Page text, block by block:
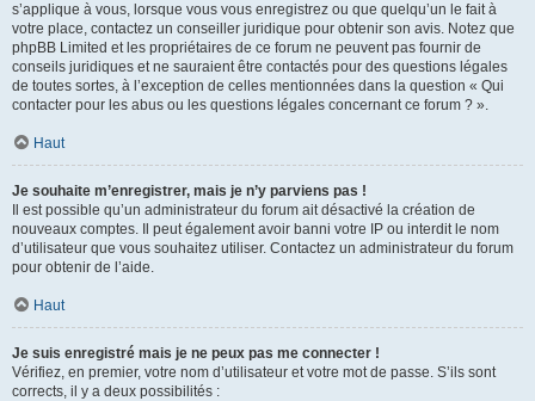
s’applique à vous, lorsque vous vous enregistrez ou que quelqu’un le fait à
votre place, contactez un conseiller juridique pour obtenir son avis. Notez que
phpBB Limited et les propriétaires de ce forum ne peuvent pas fournir de
conseils juridiques et ne sauraient être contactés pour des questions légales
de toutes sortes, à l’exception de celles mentionnées dans la question « Qui
contacter pour les abus ou les questions légales concernant ce forum ? ».
Haut
Je souhaite m’enregistrer, mais je n’y parviens pas !
Il est possible qu’un administrateur du forum ait désactivé la création de
nouveaux comptes. Il peut également avoir banni votre IP ou interdit le nom
d’utilisateur que vous souhaitez utiliser. Contactez un administrateur du forum
pour obtenir de l’aide.
Haut
Je suis enregistré mais je ne peux pas me connecter !
Vérifiez, en premier, votre nom d’utilisateur et votre mot de passe. S’ils sont
corrects, il y a deux possibilités :